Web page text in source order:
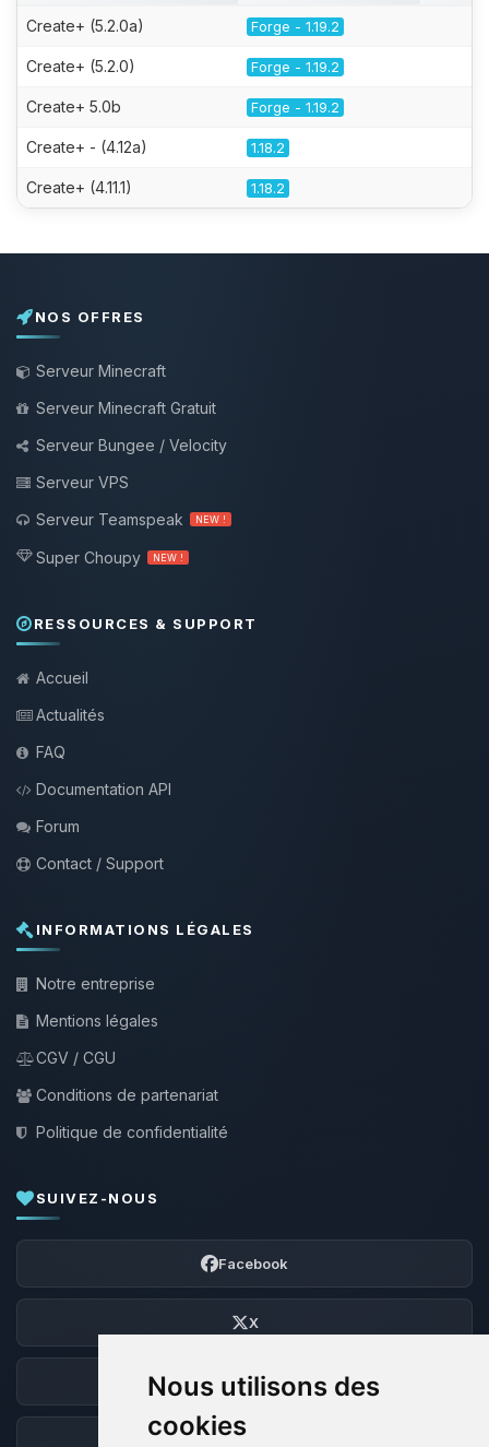
Nous utilisons des
cookies
Create+ (5.2.0a) Forge - 1.19.2
Create+ (5.2.0) Forge - 1.19.2
Create+ 5.0b Forge - 1.19.2
Create+ - (4.12a) 1.18.2
Create+ (4.11.1) 1.18.2
NOS OFFRES
Serveur Minecraft
Serveur Minecraft Gratuit
Serveur Bungee / Velocity
Serveur VPS
Serveur Teamspeak
NEW !
Super Choupy NEW !
RESSOURCES & SUPPORT
Accueil
Actualités
FAQ
Documentation API
Forum
Contact / Support
INFORMATIONS LÉGALES
Notre entreprise
Mentions légales
CGV / CGU
Conditions de partenariat
Politique de confidentialité
SUIVEZ-NOUS
Facebook
X
Discord
Forum